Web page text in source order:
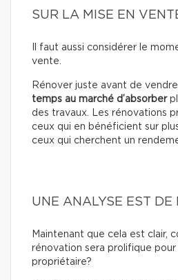
SUR LA MISE EN
Il faut aussi considérer le
vente.
Rénover juste avant de
temps au marché d’absorber
des travaux. Les rénovations
ceux qui en bénéficient sur
ceux qui cherchent un
UNE ANALYSE EST DE
Maintenant que cela est clair,
rénovation sera prolifique
propriétaire?